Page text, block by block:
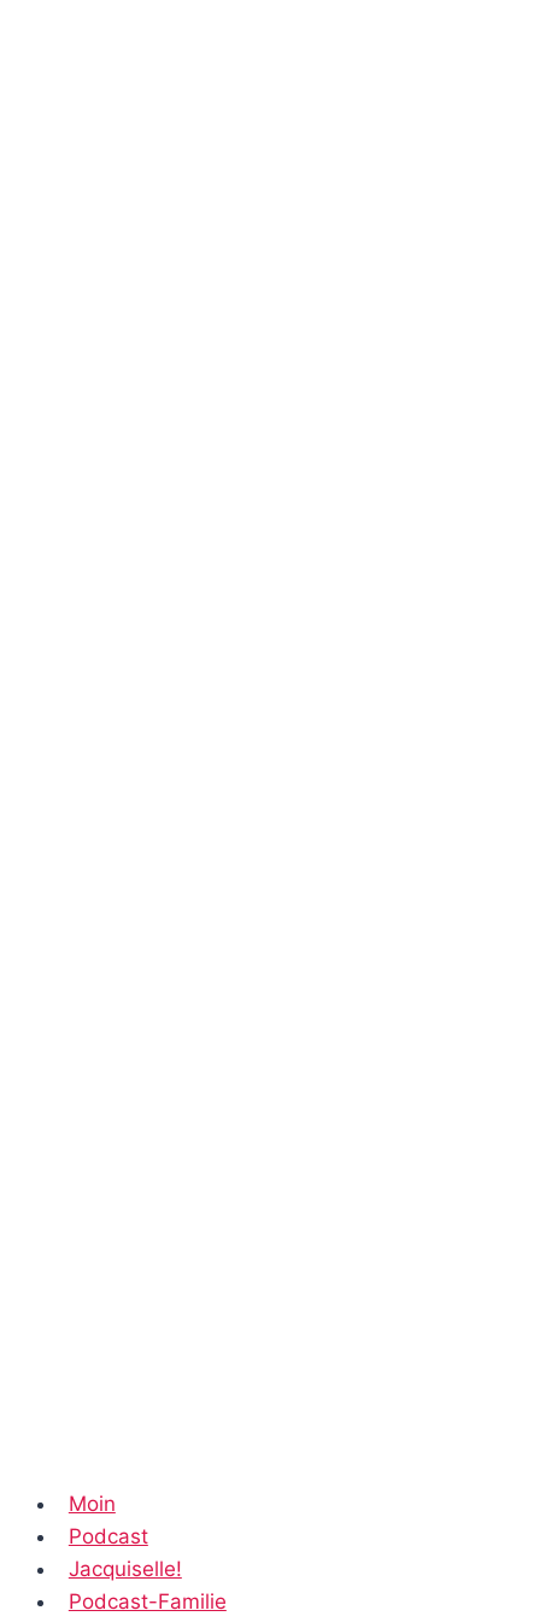
Moin
Podcast
Jacquiselle!
Podcast-Familie